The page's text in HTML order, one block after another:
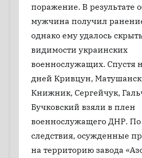
поражение. В результате
мужчина получил
однако ему удалось
видимости украинских
военнослужащих. Спустя
дней Кривцун,
Книжник, Сергейчук,
Бучковский взяли в плен
военнослужащего ДНР. По
следствия, осужденные
на территорию завода